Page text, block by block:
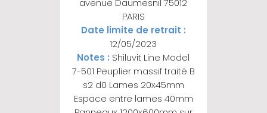
PARIS
Date limite de retrait :
12/05/2023
Notes : Shiluvit Line Model
7-501 Peuplier massif traité B
s2 d0 Lames 20x45mm
Espace entre lames 40mm